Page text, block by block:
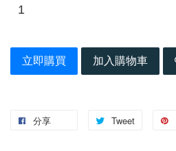
立即購買 加入購物車
分享 Tweet